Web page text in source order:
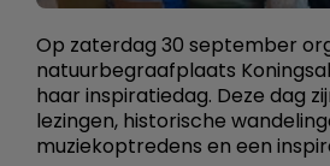
Op zaterdag 30 september
natuurbegraafplaats
haar inspiratiedag. Deze dag
lezingen, historische
muziekoptredens en een